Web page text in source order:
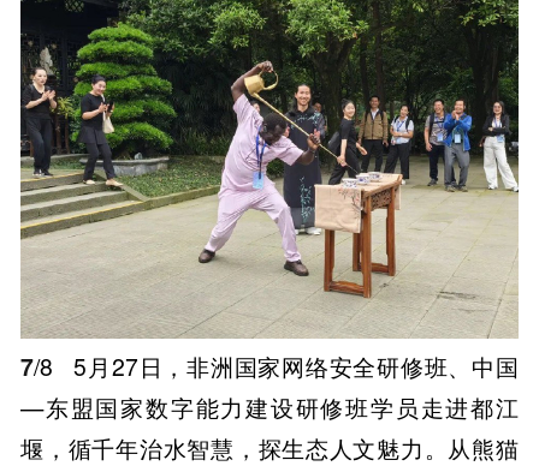
7/8
5月27日，非洲国家网络安全研修班、中国
—东盟国家数字能力建设研修班学员走进都江
堰，循千年治水智慧，探生态人文魅力。从熊猫